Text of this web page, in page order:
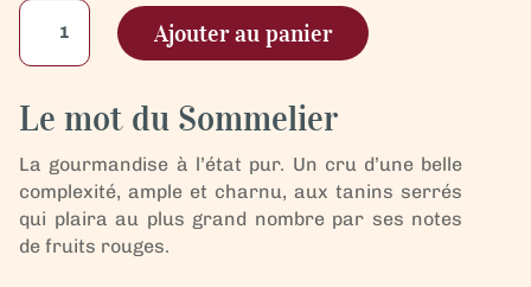
quantité
Vin
de
Venise
-
Magnum
Ajouter au panier
Le mot du Sommelier
La gourmandise à l’état pur. Un cru d’une belle
complexité, ample et charnu, aux tanins serrés
qui plaira au plus grand nombre par ses notes
de fruits rouges.